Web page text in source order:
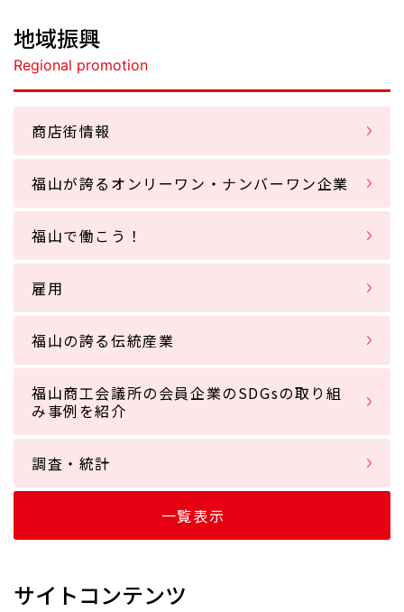
地域振興
Regional promotion
商店街情報
福山が誇るオンリーワン・ナンバーワン企業
福山で働こう！
雇用
福山の誇る伝統産業
福山商工会議所の会員企業のSDGsの取り組
み事例を紹介
調査・統計
一覧表示
サイトコンテンツ